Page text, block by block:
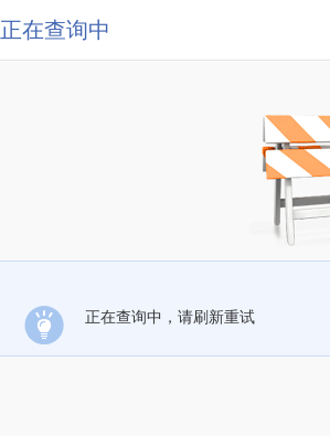
正在查询中
正在查询中，请刷新重试